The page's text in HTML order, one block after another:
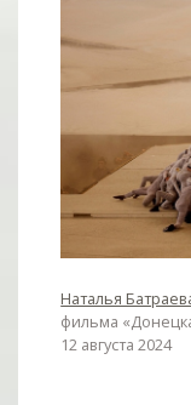
Наталья
фильма
12 августа 2024